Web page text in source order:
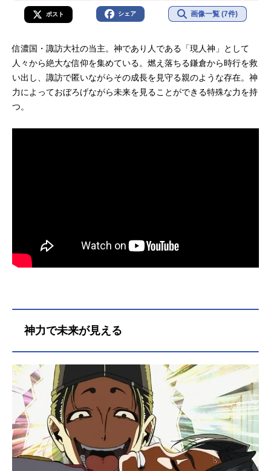
ポスト シェア 画像一覧 (7件)
信濃国・諏訪大社の当主。神であり人である「現人神」として
人々から絶大な信仰を集めている。燃え落ちる鎌倉から時行を救
い出し、諏訪で匿いながらその成長を見守る親のような存在。神
力によっておぼろげながら未来を見ることができる特殊な力を持
つ。
神力で未来が見える